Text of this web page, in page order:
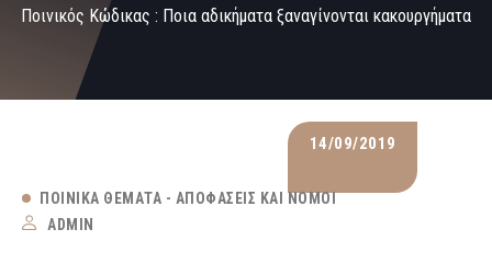
Ποινικός Κώδικας : Ποια αδικήματα ξαναγίνονται κακουργήματα
14/09/2019
ΠΟΙΝΙΚΆ ΘΈΜΑΤΑ - ΑΠΟΦΆΣΕΙΣ ΚΑΙ ΝΌΜΟΙ
ADMIN